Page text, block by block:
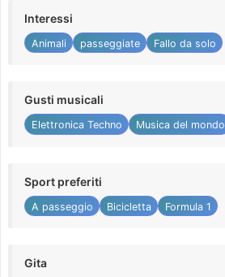
Interessi
Animali passeggiate Fallo da solo
Gusti musicali
Elettronica Techno Musica del mondo
Sport preferiti
A passeggio Bicicletta Formula 1
Gita